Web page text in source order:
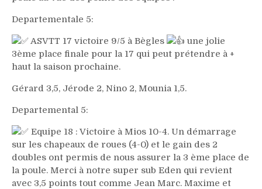
Departementale 5:
ASVTT 17 victoire 9/5 à Bègles
une jolie
3ème place finale pour la 17 qui peut prétendre à +
haut la saison prochaine.
Gérard 3,5, Jérode 2, Nino 2, Mounia 1,5.
Departemental 5:
Equipe 18 : Victoire à Mios 10-4. Un démarrage
sur les chapeaux de roues (4-0) et le gain des 2
doubles ont permis de nous assurer la 3 ème place de
la poule. Merci à notre super sub Eden qui revient
avec 3,5 points tout comme Jean Marc. Maxime et